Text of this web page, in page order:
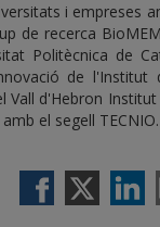
i empreses
de recerca
Politècnica de
de l'Institut
Vall d'Hebron Institut
el segell TECNIO.